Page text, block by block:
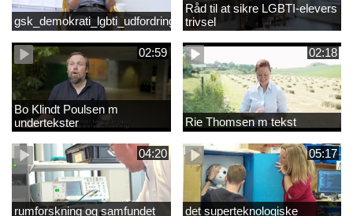
gsk_demokrati_lgbti_udfordringer
Råd til at sikre LGBTI-elevers
trivsel
02:59
Bo Klindt Poulsen m
undertekster
02:18
Rie Thomsen m tekst
04:20
rumforskning og samfundet
05:17
det superteknologiske